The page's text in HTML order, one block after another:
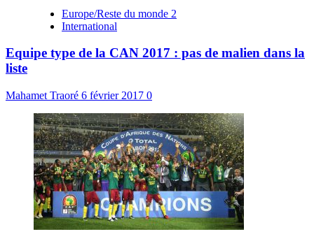
Europe/Reste du monde 2
International
Equipe type de la CAN 2017 : pas de malien dans la
liste
Mahamet Traoré 6 février 2017 0